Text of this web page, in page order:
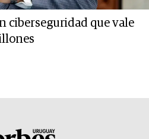
ciberseguridad que vale